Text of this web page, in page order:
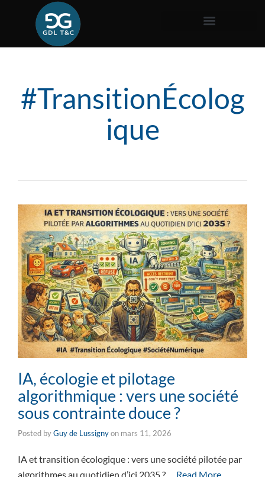
#TransitionÉcolog
ique
IA, écologie et pilotage
algorithmique : vers une société
sous contrainte douce ?
Posted byGuy de Lussignyon mars 11, 2026
IA et transition écologique : vers une société pilotée par
algorithmes au quotidien d’ici 2035 ? … Read More